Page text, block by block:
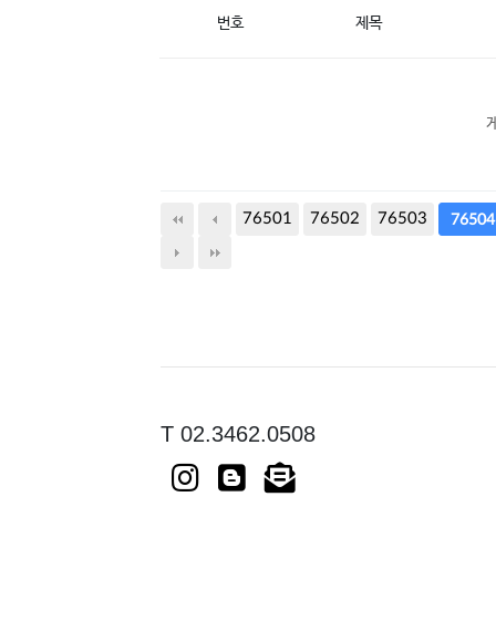
번호 제목
76501 76502 76503 76504
T 02.3462.0508